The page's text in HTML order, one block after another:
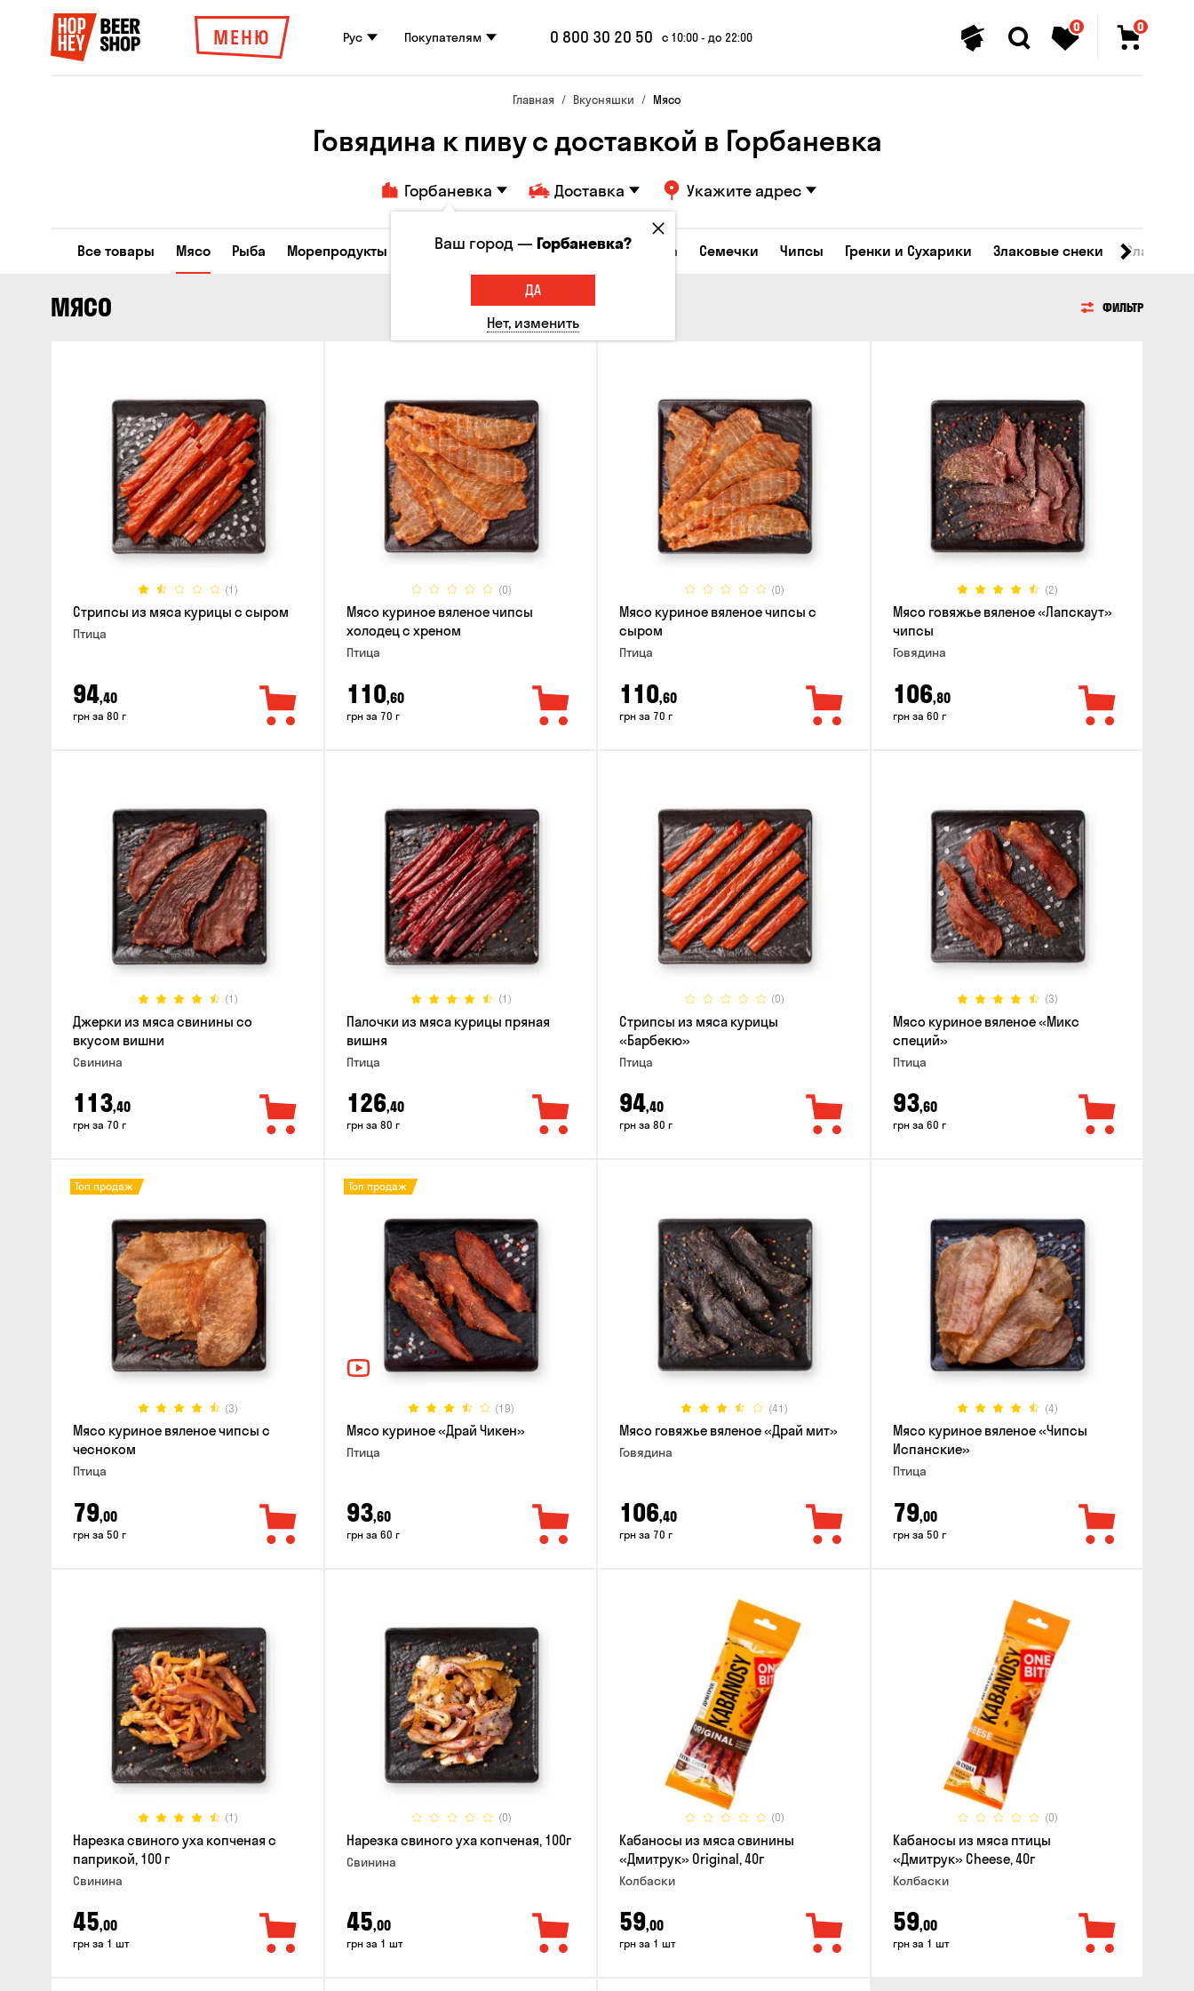
МЕНЮ Рус Покупателям 0 800 30 20 50 с 10:00 - до 22:00
0 0
Главная Вкусняшки Мясо
Говядина к пиву с доставкой в ​​Горбаневка
Горбаневка Доставка Укажите адрес
Все товары Мясо Рыба Морепродукты Сырные закуски Орешки Кукуруза Семечки Чипсы Гренки и Сухарики Злаковые снеки Сладости
МЯСО ФИЛЬТР
(1)
Стрипсы из мяса курицы с сыром
Птица
94,40
грн за 80 г
(0)
Мясо куриное вяленое чипсы
холодец с хреном
Птица
110,60
грн за 70 г
(0)
Мясо куриное вяленое чипсы с
сыром
Птица
110,60
грн за 70 г
(2)
Мясо говяжье вяленое «Лапскаут»
чипсы
Говядина
106,80
грн за 60 г
(1)
Джерки из мяса свинины со
вкусом вишни
Свинина
113,40
грн за 70 г
(1)
Палочки из мяса курицы пряная
вишня
Птица
126,40
грн за 80 г
(0)
Стрипсы из мяса курицы
«Барбекю»
Птица
94,40
грн за 80 г
(3)
Мясо куриное вяленое «Микс
специй»
Птица
93,60
грн за 60 г
(3)
Топ продаж
Мясо куриное вяленое чипсы с
чесноком
Птица
79,00
грн за 50 г
(19)
Топ продаж
Мясо куриное «Драй Чикен»
Птица
93,60
грн за 60 г
(41)
Мясо говяжье вяленое «Драй мит»
Говядина
106,40
грн за 70 г
(4)
Мясо куриное вяленое «Чипсы
Испанские»
Птица
79,00
грн за 50 г
(1)
Нарезка свиного уха копченая с
паприкой, 100 г
Свинина
45,00
грн за 1 шт
(0)
Нарезка свиного уха копченая, 100г
Свинина
45,00
грн за 1 шт
(0)
Кабаносы из мяса свинины
«Дмитрук» Original, 40г
Колбаски
59,00
грн за 1 шт
(0)
Кабаносы из мяса птицы
«Дмитрук» Cheese, 40г
Колбаски
59,00
грн за 1 шт
Ваш город —Горбаневка?
ДА
Нет, изменить